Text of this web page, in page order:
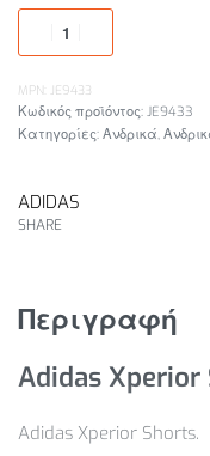
MPN: JE9433
JE9433
Κατηγορίες: Ανδρικά,
ADIDAS
SHARE
Περιγραφή
Adidas Xperior
Adidas Xperior Shorts.